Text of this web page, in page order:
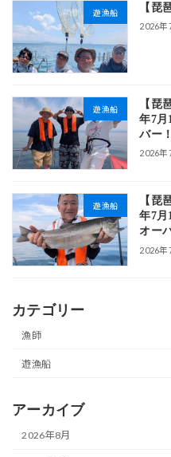
遊漁船 【琵
2026年
遊漁船
【琵
年7月
バー
2026年
遊漁船
【琵
年7月
オー
2026年
カテゴリー
漁師
遊漁船
アーカイブ
2026年8月